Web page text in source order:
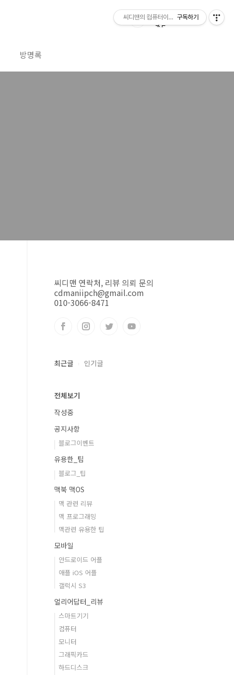
방명록
씨디맨 연락처, 리뷰 의뢰 문의
cdmaniipch@gmail.com
010-3066-8471
최근글 인기글
전체보기
작성중
공지사항
블로그이벤트
유용한_팁
블로그_팁
맥북 맥OS
맥 관련 리뷰
맥 프로그래밍
맥관련 유용한 팁
모바일
안드로이드 어플
애플 iOS 어플
갤럭시 S3
얼리어답터_리뷰
스마트기기
컴퓨터
모니터
그래픽카드
하드디스크
씨디맨의 컴퓨터이야기구독하기